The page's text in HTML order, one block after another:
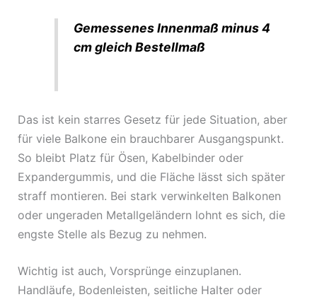
Gemessenes Innenmaß minus 4
cm gleich Bestellmaß
Das ist kein starres Gesetz für jede Situation, aber
für viele Balkone ein brauchbarer Ausgangspunkt.
So bleibt Platz für Ösen, Kabelbinder oder
Expandergummis, und die Fläche lässt sich später
straff montieren. Bei stark verwinkelten Balkonen
oder ungeraden Metallgeländern lohnt es sich, die
engste Stelle als Bezug zu nehmen.
Wichtig ist auch, Vorsprünge einzuplanen.
Handläufe, Bodenleisten, seitliche Halter oder